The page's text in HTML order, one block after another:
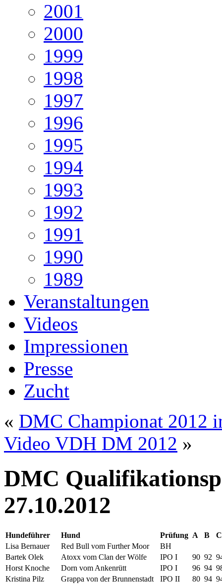
2001
2000
1999
1998
1997
1996
1995
1994
1993
1992
1991
1990
1989
Veranstaltungen
Videos
Impressionen
Presse
Zucht
« DMC Championat 2012
Video VDH DM 2012 »
DMC
27.10.2012
Hundeführer Hund Prüfung A B
C
Lisa Bernauer
Red Bull vom Further Moor
BH
Bartek Olek
Atoxx vom Clan der Wölfe IPO I 90 92
Horst Knoche
Dorn vom Ankenrütt IPO I 96 94
Kristina Pilz
Grappa von der Brunnenstadt IPO II 80 94